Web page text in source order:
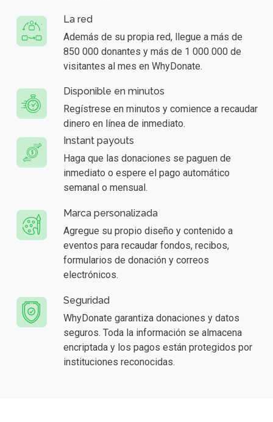
La red
Además de su propia red, llegue a más de
850 000 donantes y más de 1 000 000 de
visitantes al mes en WhyDonate.
Disponible en minutos
Regístrese en minutos y comience a recaudar
dinero en línea de inmediato.
Instant payouts
Haga que las donaciones se paguen de
inmediato o espere el pago automático
semanal o mensual.
Marca personalizada
Agregue su propio diseño y contenido a
eventos para recaudar fondos, recibos,
formularios de donación y correos
electrónicos.
Seguridad
WhyDonate garantiza donaciones y datos
seguros. Toda la información se almacena
encriptada y los pagos están protegidos por
instituciones reconocidas.